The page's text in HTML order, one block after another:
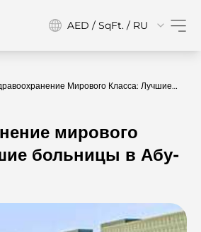
AED / SqFt. / RU
Мирового Класса: Лучшие
мирового
больницы в Абу-